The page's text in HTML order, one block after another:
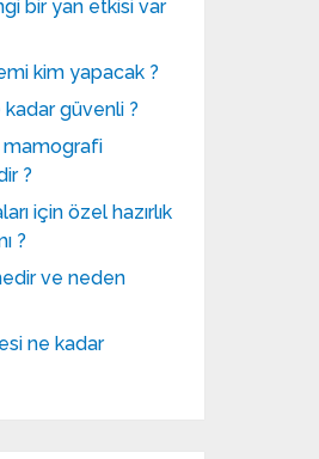
bir yan etkisi var
kim yapacak ?
güvenli ?
mamografi
?
için özel hazırlık
?
ve neden
ne kadar